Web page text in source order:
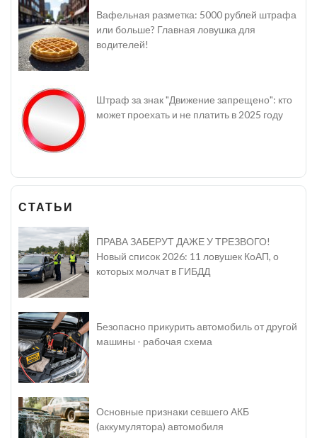
Вафельная разметка: 5000 рублей штрафа
или больше? Главная ловушка для
водителей!
Штраф за знак "Движение запрещено": кто
может проехать и не платить в 2025 году
СТАТЬИ
ПРАВА ЗАБЕРУТ ДАЖЕ У ТРЕЗВОГО!
Новый список 2026: 11 ловушек КоАП, о
которых молчат в ГИБДД
Безопасно прикурить автомобиль от другой
машины - рабочая схема
Основные признаки севшего АКБ
(аккумулятора) автомобиля